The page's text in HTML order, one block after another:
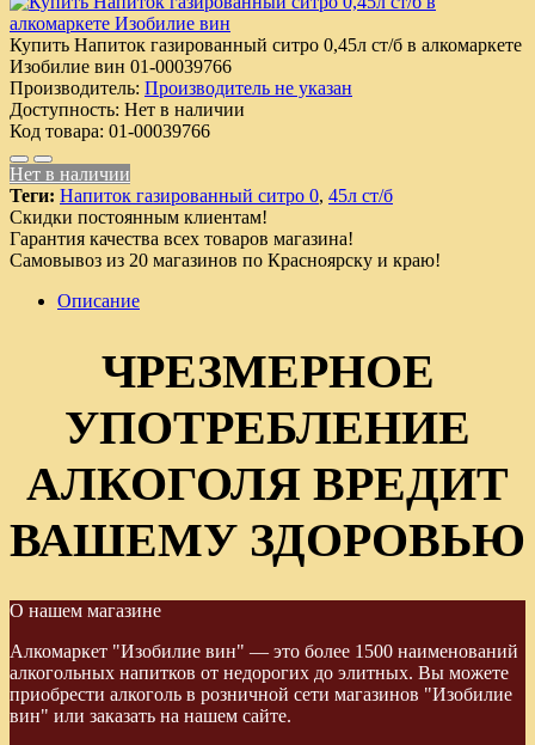
Купить Напиток газированный ситро 0,45л ст/б в алкомаркете
Изобилие вин 01-00039766
Производитель: Производитель не указан
Доступность: Нет в наличии
Код товара: 01-00039766
Нет в наличии
Теги: Напиток газированный ситро 0, 45л ст/б
Скидки постоянным клиентам!
Гарантия качества всех товаров магазина!
Самовывоз из 20 магазинов по Красноярску и краю!
Описание
ЧРЕЗМЕРНОЕ
УПОТРЕБЛЕНИЕ
АЛКОГОЛЯ ВРЕДИТ
ВАШЕМУ ЗДОРОВЬЮ
О нашем магазине
Алкомаркет "Изобилие вин" — это более 1500 наименований
алкогольных напитков от недорогих до элитных. Вы можете
приобрести алкоголь в розничной сети магазинов "Изобилие
вин" или заказать на нашем сайте.